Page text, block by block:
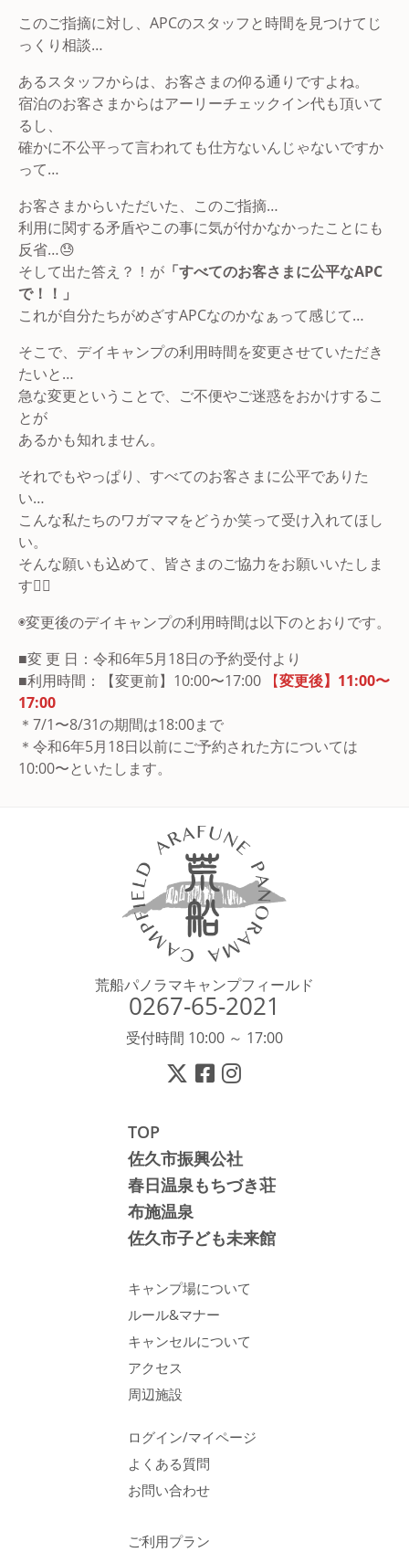
このご指摘に対し、APCのスタッフと時間を見つけてじ
っくり相談…
あるスタッフからは、お客さまの仰る通りですよね。
宿泊のお客さまからはアーリーチェックイン代も頂いて
るし、
確かに不公平って言われても仕方ないんじゃないですか
って…
お客さまからいただいた、このご指摘…
利用に関する矛盾やこの事に気が付かなかったことにも
反省…😓
そして出た答え？！が 「すべてのお客さまに公平なAPC
で！！」
これが自分たちがめざすAPCなのかなぁって感じて…
そこで、デイキャンプの利用時間を変更させていただき
たいと…
急な変更ということで、ご不便やご迷惑をおかけするこ
とが
あるかも知れません。
それでもやっぱり、すべてのお客さまに公平でありた
い…
こんな私たちのワガママをどうか笑って受け入れてほし
い。
そんな願いも込めて、皆さまのご協力をお願いいたしま
す🙇‍♂️
◉変更後のデイキャンプの利用時間は以下のとおりです。
■変 更 日：令和6年5月18日の予約受付より
■利用時間：【変更前】10:00〜17:00
【変更後】11:00〜
17:00
＊7/1〜8/31の期間は18:00まで
＊令和6年5月18日以前にご予約された方については
10:00〜といたします。
荒船パノラマキャンプフィールド
0267-65-2021
受付時間 10:00 ～ 17:00
TOP
佐久市振興公社
春日温泉もちづき荘
布施温泉
佐久市子ども未来館
キャンプ場について
ルール&マナー
キャンセルについて
アクセス
周辺施設
ログイン/マイページ
よくある質問
お問い合わせ
ご利用プラン